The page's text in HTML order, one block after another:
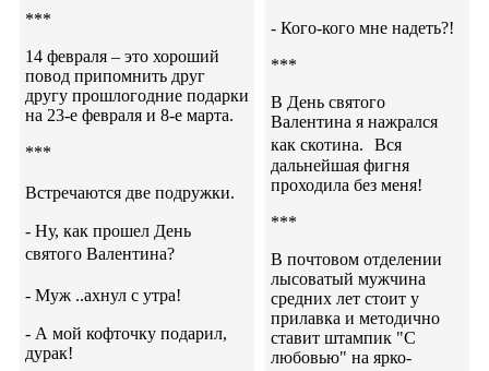
***
14 февраля – это хороший
повод припомнить друг
другу прошлогодние подарки
на 23-е февраля и 8-е марта.
***
Встречаются две подружки.
- Ну, как прошел День
святого Валентина?
- Муж ..ахнул с утра!
- А мой кофточку подарил,
дурак!
- Кого-кого мне надеть?!
***
В День святого
Валентина я нажрался
как скотина. Вся
дальнейшая фигня
проходила без меня!
***
В почтовом отделении
лысоватый мужчина
средних лет стоит у
прилавка и методично
ставит штампик "С
любовью" на ярко-